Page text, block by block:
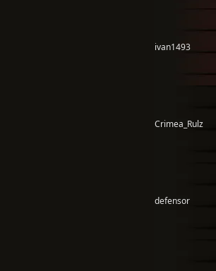
ivan1493
Crimea_Rulz
defensor